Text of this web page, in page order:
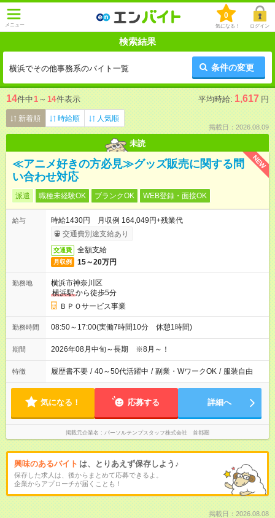
メニュー
0
気になる！ ログイン
検索結果
横浜でその他事務系のバイト一覧 条件の変更
14件中1 ～ 14件表示 平均時給: 1,617 円
新着順 時給順 人気順
掲載日：2026.08.09
未読
NEW
≪アニメ好きの方必見≫グッズ販売に関する問
い合わせ対応
派遣 職種未経験OK ブランクOK WEB登録・面接OK
給与
時給1430円 月収例 164,049円+残業代
交通費別途支給あり
交通費 全額支給
月収例 15～20万円
勤務地
横浜市神奈川区
横浜駅から徒歩5分
ＢＰＯサービス事業
勤務時間 08:50～17:00(実働7時間10分 休憩1時間)
期間 2026年08月中旬～長期 ※8月～！
特徴 履歴書不要 / 40～50代活躍中 / 副業・WワークOK / 服装自由
気になる！ 応募する 詳細へ
掲載元企業名 パーソルテンプスタッフ株式会社 首都圏
興味のあるバイト は、とりあえず保存しよう♪
保存した求人は、後からまとめて応募できるよ。
企業からアプローチが届くことも！
掲載日：2026.08.08